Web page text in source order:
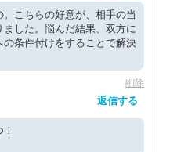
こちらの好意が、相手の当
した。悩んだ結果、双方に
条件付けをすることで解決
削除
返信する